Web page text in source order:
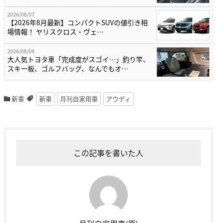
2026/08/07
【2026年8月最新】コンパクトSUVの値引き相
場情報！ ヤリスクロス・ヴェ…
2026/08/04
大人気トヨタ車「完成度がスゴイ…」釣り竿、
スキー板、ゴルフバッグ、なんでもオ…
新車 新車 月刊自家用車 アウディ
この記事を書いた人